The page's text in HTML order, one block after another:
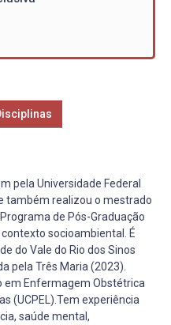
pela Universidade Federal
também realizou o mestrado
de Pós-Graduação
socioambiental. É
do Vale do Rio dos Sinos
pela Três Maria (2023).
em Enfermagem Obstétrica
(UCPEL).Tem experiência
saúde mental,